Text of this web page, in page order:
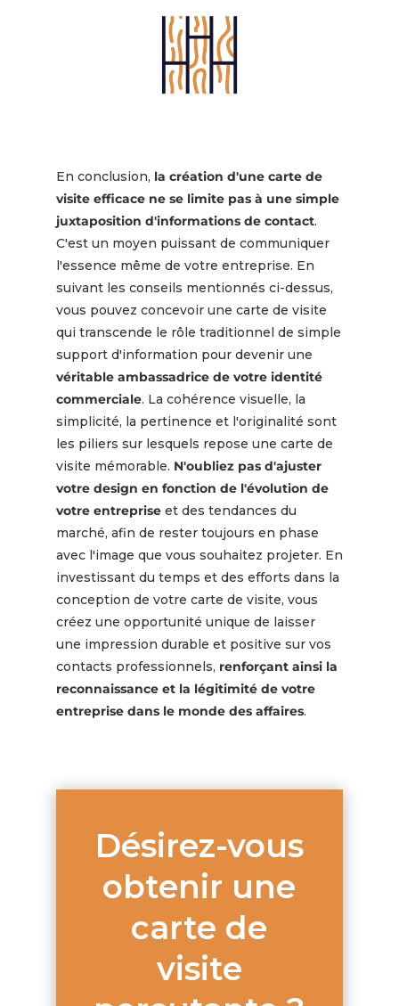
En conclusion, la création d'une carte de
visite efficace ne se limite pas à une simple
juxtaposition d'informations de contact.
C'est un moyen puissant de communiquer
l'essence même de votre entreprise. En
suivant les conseils mentionnés ci-dessus,
vous pouvez concevoir une carte de visite
qui transcende le rôle traditionnel de simple
support d'information pour devenir une
véritable ambassadrice de votre identité
commerciale. La cohérence visuelle, la
simplicité, la pertinence et l'originalité sont
les piliers sur lesquels repose une carte de
visite mémorable. N'oubliez pas d'ajuster
votre design en fonction de l'évolution de
votre entrepriseet des tendances du
marché, afin de rester toujours en phase
avec l'image que vous souhaitez projeter. En
investissant du temps et des efforts dans la
conception de votre carte de visite, vous
créez une opportunité unique de laisser
une impression durable et positive sur vos
contacts professionnels, renforçant ainsi la
reconnaissance et la légitimité de votre
entreprise dans le monde des affaires.
Désirez-vous
obtenir une
carte de
visite